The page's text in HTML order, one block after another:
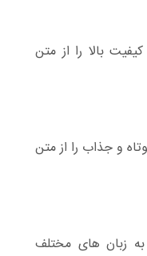
بالا را از متن
و جذاب را از متن
به زبان های مختلف